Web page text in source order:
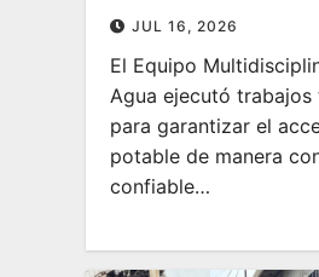
JUL 16, 2026
El Equipo
Agua ejecutó trabajos
para garantizar el
potable de manera
confiable…